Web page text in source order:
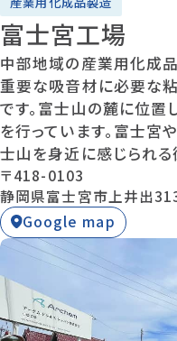
富士宮工場
中部地域の産業用化成
重要な吸音材に必要な
です。富士山の麓に位置
を行っています。富士宮
士山を身近に感じられる
〒418-0103
静岡県富士宮市上井出
Google map